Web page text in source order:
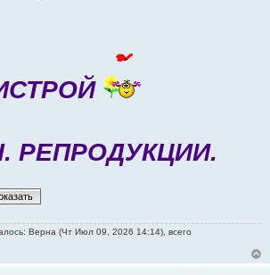
РЕПРОДУКЦИИ.
Верна (Чт Июл 09, 2026 14:14), всего